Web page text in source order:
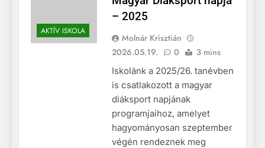
AKTÍV ISKOLA
– 2025
Molnár Krisztián
2026.05.19.
0 3 mins
Iskolánk a 2025/26. tanévben
is csatlakozott a magyar
diáksport napjának
programjaihoz, amelyet
hagyományosan szeptember
végén rendeznek meg